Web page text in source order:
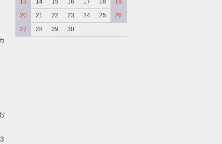
13
14 15 16 17 18
19
20
21 22 23 24 25
26
27
28 29 30